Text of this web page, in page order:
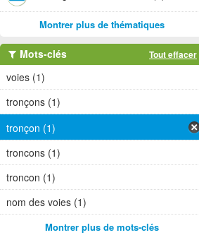
Montrer plus de thématiques
Mots-clés Tout effacer
voies (1)
tronçons (1)
tronçon (1)
troncons (1)
troncon (1)
nom des voies (1)
Montrer plus de mots-clés